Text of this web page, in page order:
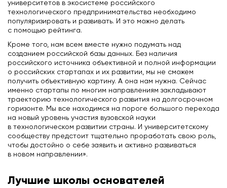
университетов в экосистеме российского
технологического предпринимательства необходимо
популяризировать и развивать. И это можно делать
с помощью рейтинга.
Кроме того, нам всем вместе нужно подумать над
созданием российской базы данных. Без наличия
российского источника объективной и полной информации
о российских стартапах и их развитии, мы не сможем
получить объективную картину. А она нам нужна. Сейчас
именно стартапы по многим направлениям закладывают
траекторию технологического развития на долгосрочном
горизонте. Мы все находимся на пороге большого перехода
на новый уровень участия вузовской науки
в технологическом развитии страны. И университетскому
сообществу предстоит тщательно проработать свою роль,
чтобы достойно о себе заявить и активно развиваться
в новом направлении».
Лучшие школы основателей